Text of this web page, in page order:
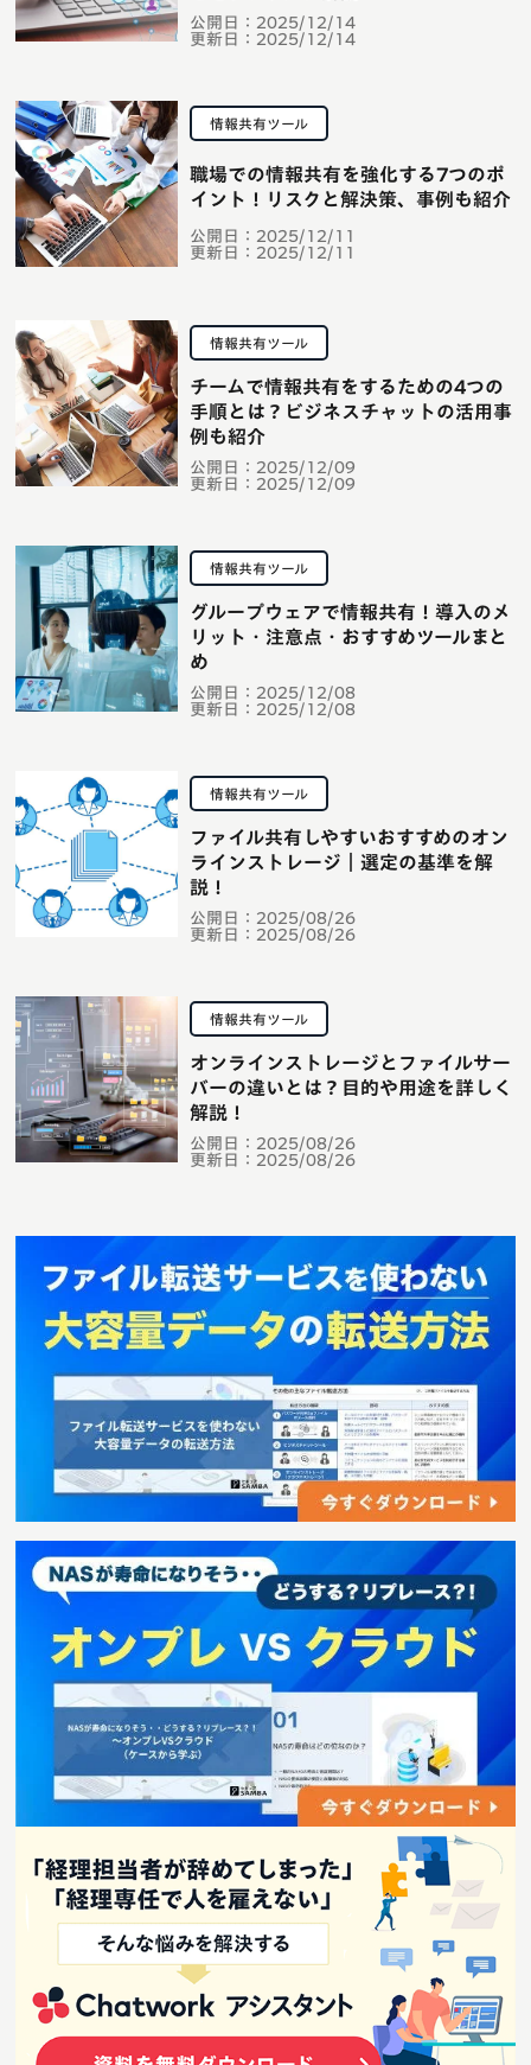
公開日： 2025/12/14
更新日： 2025/12/14
情報共有ツール
公開日： 2025/12/11
更新日： 2025/12/11
職場での情報共有を強化する7つのポ
イント！リスクと解決策、事例も紹介
情報共有ツール
公開日： 2025/12/09
更新日： 2025/12/09
チームで情報共有をするための4つの
手順とは？ビジネスチャットの活用事
例も紹介
情報共有ツール
公開日： 2025/12/08
更新日： 2025/12/08
グループウェアで情報共有！導入のメ
リット・注意点・おすすめツールまと
め
情報共有ツール
公開日： 2025/08/26
更新日： 2025/08/26
ファイル共有しやすいおすすめのオン
ラインストレージ｜選定の基準を解
説！
情報共有ツール
公開日： 2025/08/26
更新日： 2025/08/26
オンラインストレージとファイルサー
バーの違いとは？目的や用途を詳しく
解説！